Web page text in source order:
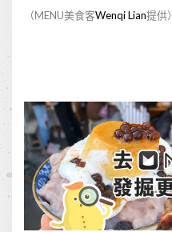
（MENU美食客Wenqi Lian提供）